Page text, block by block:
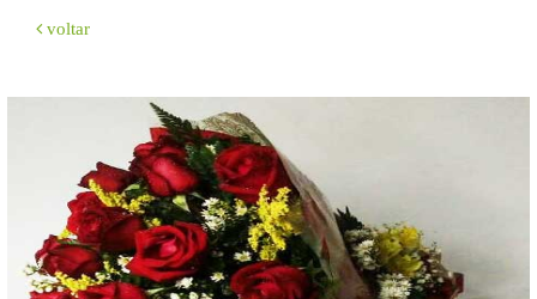
GeradorXsimplifica e agiliza a emissão de Nota Fiscal
Eletrônica (NF-e Modelo 55) para a sua empresa.
Como emitir:
Cadastre sua empresa e o Certificado Digital (A1/A3).
Insira os dados do destinatário e os produtos.
O GeradorX calcula os tributos e transmite à SEFAZ de forma rápida e
automatizada.
voltar